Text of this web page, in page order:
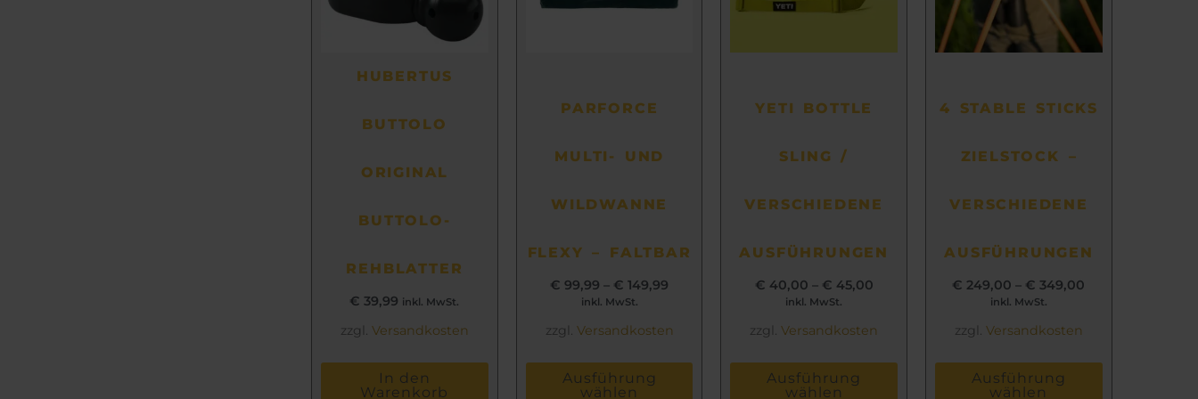
HUBERTUS
BUTTOLO
ORIGINAL
BUTTOLO-
REHBLATTER
€ 39,99 inkl. MwSt.
zzgl. Versandkosten
In den
Warenkorb
PARFORCE
MULTI- UND
WILDWANNE
FLEXY – FALTBAR
€ 99,99 – € 149,99
inkl. MwSt.
zzgl. Versandkosten
Ausführung
wählen
der
gewählt
YETI BOTTLE
SLING /
VERSCHIEDENE
AUSFÜHRUNGEN
€ 40,00 – € 45,00
inkl. MwSt.
zzgl.Versandkosten
Ausführung
wählen
Optionen
der
gewählt
4 STABLE STICKS
ZIELSTOCK –
VERSCHIEDENE
AUSFÜHRUNGEN
€ 249,00 – € 349,00
inkl. MwSt.
zzgl. Versandkosten
Ausführung
wählen
Die
Optionen
der
gewählt